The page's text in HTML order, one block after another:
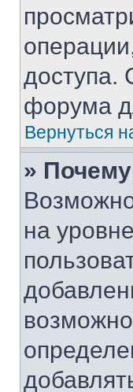
доступа.
форума
Вернуться
»
на